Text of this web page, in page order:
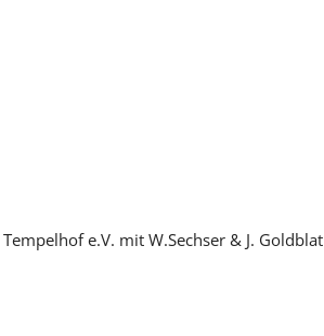
e.V. mit W.Sechser & J. Goldblat